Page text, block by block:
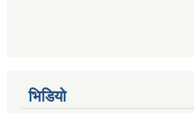
भिडियो